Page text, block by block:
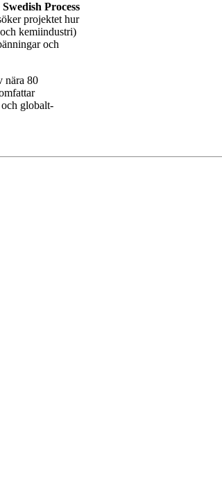
Process
projektet hur
kemiindustri)
och
nära 80
globalt-